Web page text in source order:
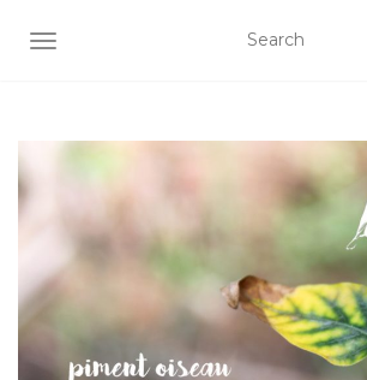
AFFICHER/MASQUER LA NAVIGATION